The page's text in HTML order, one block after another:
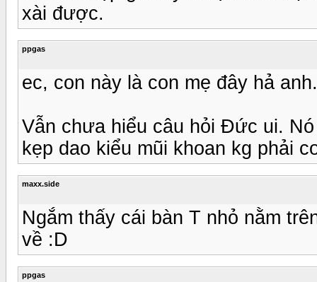
xài được.
ppgas
ec, con này là con mẹ đây hả
Vẫn chưa hiểu câu hỏi Đức ui.
kẹp dao kiểu mũi khoan kg phải
maxx.side
Ngắm thấy cái bàn T nhỏ nằm
về :D
ppgas